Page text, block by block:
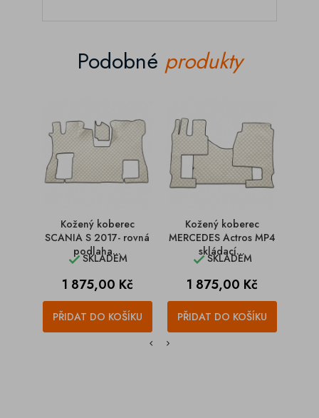
Podobné produkty
Kožený koberec
SCANIA S 2017- rovná
podlaha...
SKLADEM
Cena
1 875,00 Kč
PŘIDAT DO KOŠÍKU
Kožený koberec
MERCEDES Actros MP4
skládací...
SKLADEM
Cena
1 875,00 Kč
PŘIDAT DO KOŠÍKU